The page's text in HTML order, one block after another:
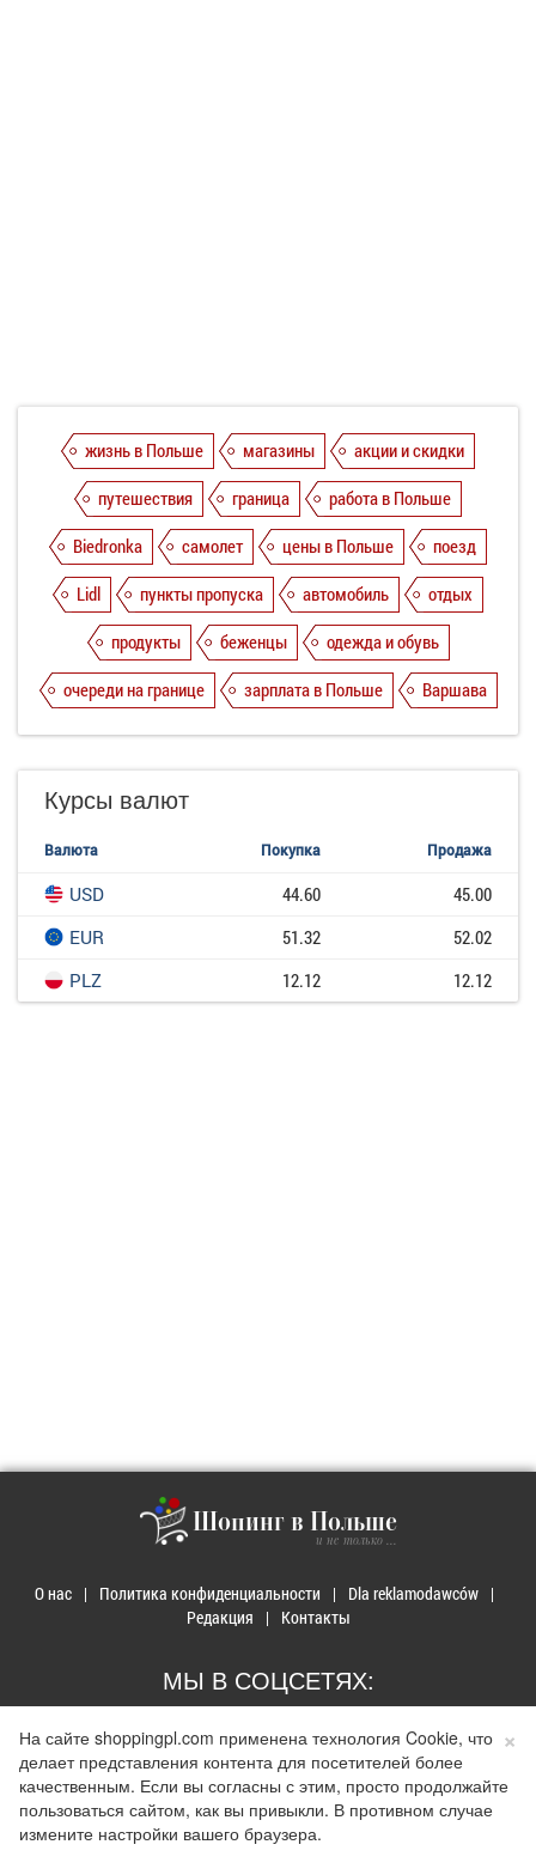
жизнь в Польше магазины
акции и скидки
путешествия
граница
работа в Польше
Biedronka
самолет цены в Польше
поезд
Lidl
пункты пропуска автомобиль
отдых
продукты
беженцы
одежда и обувь
очереди на границе
зарплата в Польше Варшава
Курсы валют
Валюта Покупка Продажа
USD 44.60
45.00
EUR
51.32
52.02
PLZ
12.12 12.12
Шопинг в Польше
и не только ...
О нас Политика конфиденциальности
Dla reklamodawców
Редакция
Контакты
МЫ В СОЦСЕТЯХ:
© 2026 Покупки в Польше. Developed byRealnet.cf.Depositphotos
Использование материалов допускается только при наличии активной ссылки на
shoppingpl.com
×
На сайте shoppingpl.com применена технология Cookie, что
делает представления контента для посетителей более
качественным. Если вы согласны с этим, просто продолжайте
пользоваться сайтом, как вы привыкли. В противном случае
измените настройки вашего браузера.